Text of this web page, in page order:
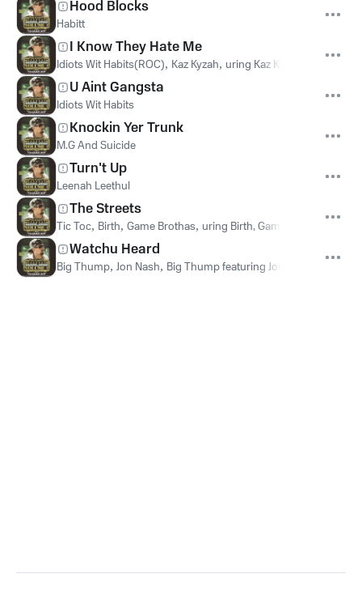
Hood Blocks
Habitt
I Know They Hate Me
Idiots Wit Habits(ROC), Kaz Kyzah, uring Kaz Kyzah
U Aint Gangsta
Idiots Wit Habits
Knockin Yer Trunk
M.G And Suicide
Turn't Up
Leenah Leethul
The Streets
Tic Toc, Birth, Game Brothas, uring Birth, Game Brothas
Watchu Heard
Big Thump, Jon Nash, Big Thump featuring Jon Nash